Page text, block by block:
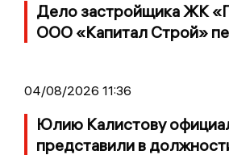
Дело застройщика ЖК
ООО «Капитал Строй»
04/08/2026 11:36
Юлию Калистову
представили в